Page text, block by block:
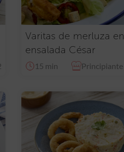
Varitas de merluza en
ensalada César
15 min Principiante